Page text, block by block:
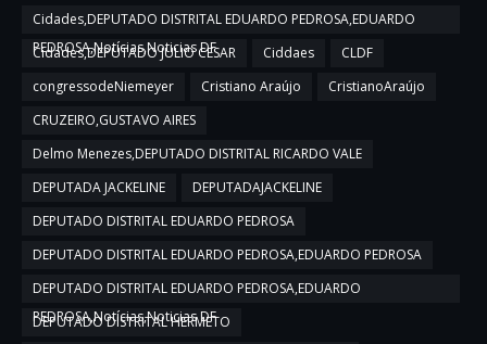
Cidades,DEPUTADO DISTRITAL EDUARDO PEDROSA,EDUARDO
PEDROSA,Notícias,Noticias DF
Cidades,DEPUTADO JULIO CESAR Ciddaes
CLDF
congressodeNiemeyer
Cristiano Araújo
CristianoAraújo
CRUZEIRO,GUSTAVO AIRES
Delmo Menezes,DEPUTADO DISTRITAL RICARDO VALE
DEPUTADA JACKELINE
DEPUTADAJACKELINE
DEPUTADO DISTRITAL EDUARDO PEDROSA
DEPUTADO DISTRITAL EDUARDO PEDROSA,EDUARDO PEDROSA
DEPUTADO DISTRITAL EDUARDO PEDROSA,EDUARDO
PEDROSA,Notícias,Noticias DF
DEPUTADO DISTRITAL HERMETO